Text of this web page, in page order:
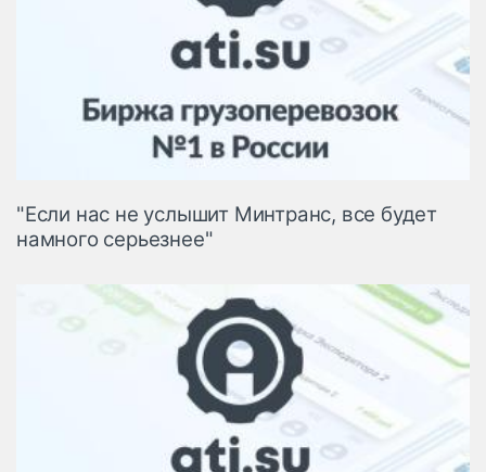
"Если нас не услышит Минтранс, все будет
намного серьезнее"